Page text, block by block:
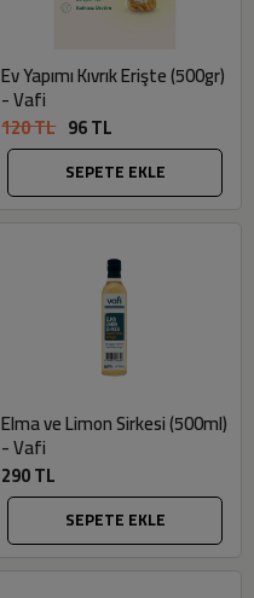
Ev Yapımı Kıvrık Erişte (500gr)
- Vafi
120 TL 96 TL
SEPETE EKLE
Elma ve Limon Sirkesi (500ml)
- Vafi
290 TL
SEPETE EKLE